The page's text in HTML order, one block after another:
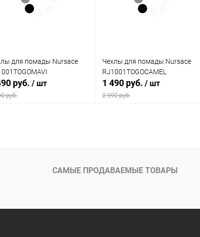
для помады Nursace
руб. / шт
руб.
Купить в 1
Сравнение
В наличии
Чехлы для помады Nursace
RJ1001TOGOCAMEL
1 490 руб. / шт
2 990 руб.
Купить в 1
Сравнение
В избранное В наличии
САМЫЕ ПРОДАВАЕМЫЕ ТОВАРЫ